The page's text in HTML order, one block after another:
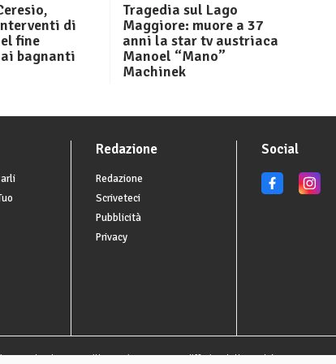
di
fine
bagnanti
Tragedia sul Lago
Maggiore: muore a 37
anni la star tv austriaca
Manoel “Mano”
Machinek
Redazione
Redazione
Scriveteci
Pubblicità
Privacy
Social
al solo scopo illustrativo, possono differire dalla realtà.Privacy